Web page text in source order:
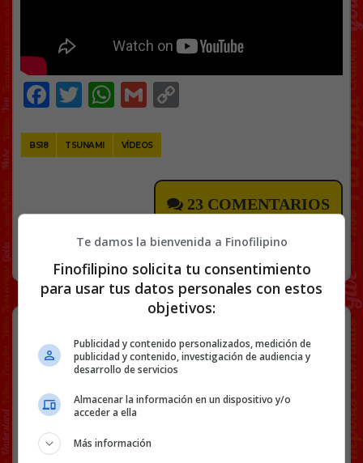
Facebook
Twitter
WhatsApp
Gmail
BS18 TSUNAMI VÍDEOS
23 COMENTARIOS
CURIOSIDADES 28 NOVIEMBRE, 2019
TIE Fighter – Un espectacular corto
de animación basado en Star Wars
Cosecha de 2015.
Te damos la bienvenida a Finofilipino
Finofilipino solicita tu consentimiento
para usar tus datos personales con estos
objetivos:
Publicidad y contenido personalizados, medición de
publicidad y contenido, investigación de audiencia y
desarrollo de servicios
Almacenar la información en un dispositivo y/o
acceder a ella
Más información